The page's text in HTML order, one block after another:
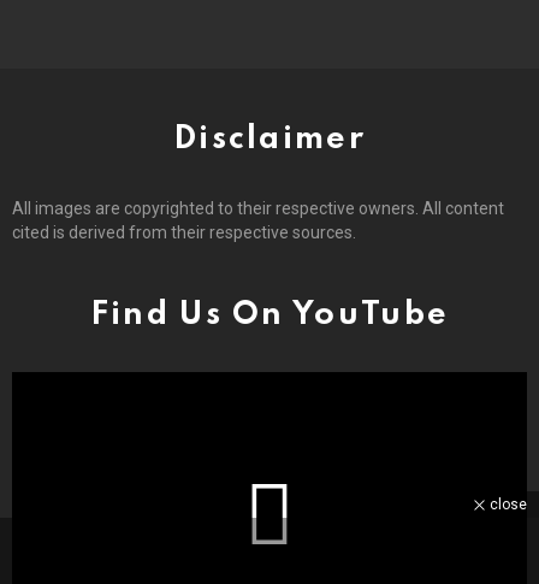
Disclaimer
All images are copyrighted to their respective owners. All content
cited is derived from their respective sources.
Find Us On YouTube
close